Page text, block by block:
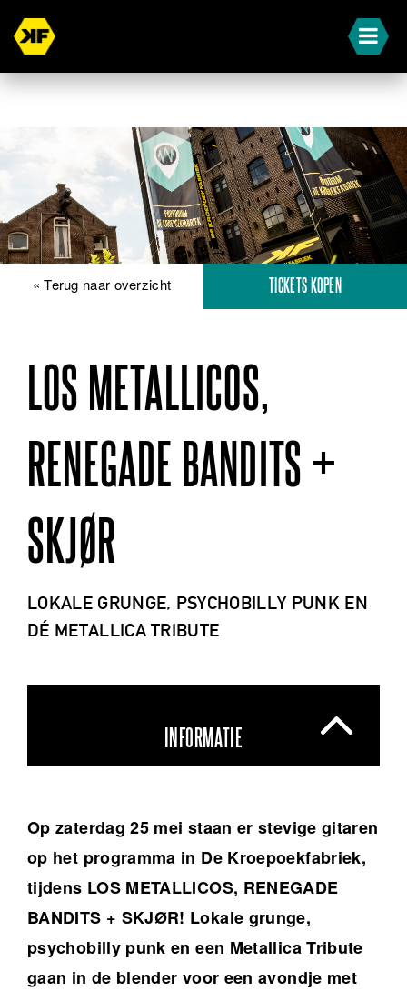
« Terug naar overzicht TICKETS KOPEN
LOS METALLICOS,
RENEGADE BANDITS +
SKJØR
LOKALE GRUNGE, PSYCHOBILLY PUNK EN
DÉ METALLICA TRIBUTE
INFORMATIE
Op zaterdag 25 mei staan er stevige gitaren
op het programma in De Kroepoekfabriek,
tijdens LOS METALLICOS, RENEGADE
BANDITS + SKJØR! Lokale grunge,
psychobilly punk en een Metallica Tribute
gaan in de blender voor een avondje met